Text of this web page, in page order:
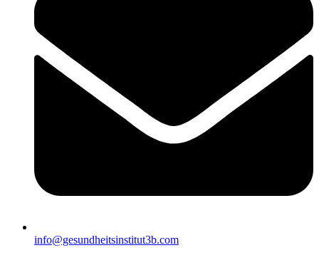
info@gesundheitsinstitut3b.com